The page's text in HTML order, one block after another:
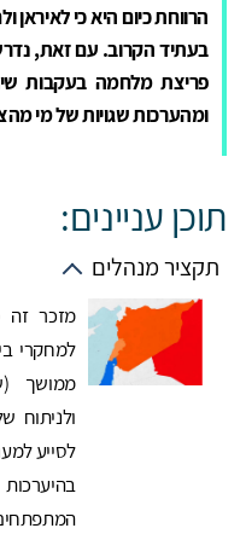
הרווחת כיום היא כי לאיראן
בעתיד הקרוב. עם זאת,
פריצת מלחמה בעקבות
ומהערכות שגויות של מי
תוכן עניינים:
תקציר מנהלים
מזכר זה
למחקרי
ולניתוח
לסייע